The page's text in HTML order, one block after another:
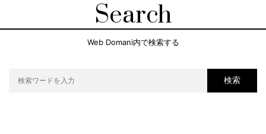
Search
Web Domani内で検索する
検索